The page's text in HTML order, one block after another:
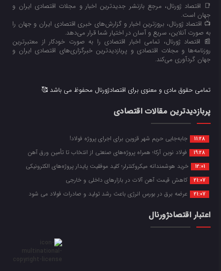
📑 اقتصاد ژورنال، مرجع بازنشر جدیدترین اخبار و مجلات اقتصادی ایران و
جهان است.
📺 اقتصاد ژورنال، بروزترین اخبار و گزارش‌های خبری اقتصادی ایران و جهان را
به صورت آنلاین، سریع و آسان در اختیار شما قرار می‌‌دهد.
📰 اقتصاد ژورنال، تمامی اخبار اقتصادی را به صورت خودکار از معتبرترین
روزنامه‌ها و مجلات اقتصادی و پربازدیدترین خبرگزاری‌های اقتصادی ایران و
جهان گردآوری می‌کند.
تمامی حقوق مادی و معنوی برای اقتصادژورنال محفوظ می باشد 🥰
پربازدیدترین مقالات اقتصادی
11:28 جابه‌جایی حریم شهر قزوین برای اجرای پروژه فولاد!
19:28 فولاد نوین آرکا؛ همراه پروژه‌های صنعتی از انتخاب تا تأمین ورق آهن
12:01 خرید هوشمندانه میکروکنترلر؛ کلید موفقیت پایدار پروژه‌های الکترونیکی
21:07 کاهش قیمت آهن آلات در بازارهای داخلی و خارجی
21:07 عرضه برق در بورس انرژی باعث رشد تولید و صادرات فولاد می شود
اعتبار اقتصادژورنال